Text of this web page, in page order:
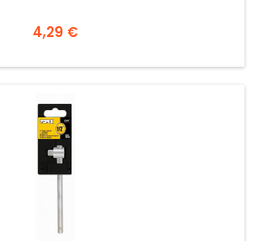
Prezzo
4,29 €